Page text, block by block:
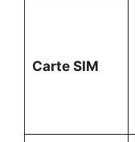
Carte SIM